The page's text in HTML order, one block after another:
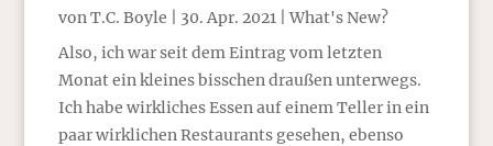
vonT.C. Boyle 30. Apr. 2021|What's New?
Also, ich war seit dem Eintrag vom letzten
Monat ein kleines bisschen draußen unterwegs.
Ich habe wirkliches Essen auf einem Teller in ein
paar wirklichen Restaurants gesehen, ebenso